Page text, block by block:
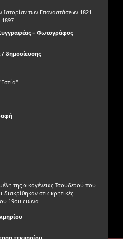
Ιστορίαν των Επαναστάσεων 1821-
1897
– Φωτογράφος
/ δημοσίευσης
της οικογένειας Τσουδερού που
διακρίθηκαν στις κρητικές
19ου αιώνα
τεκμηρίου